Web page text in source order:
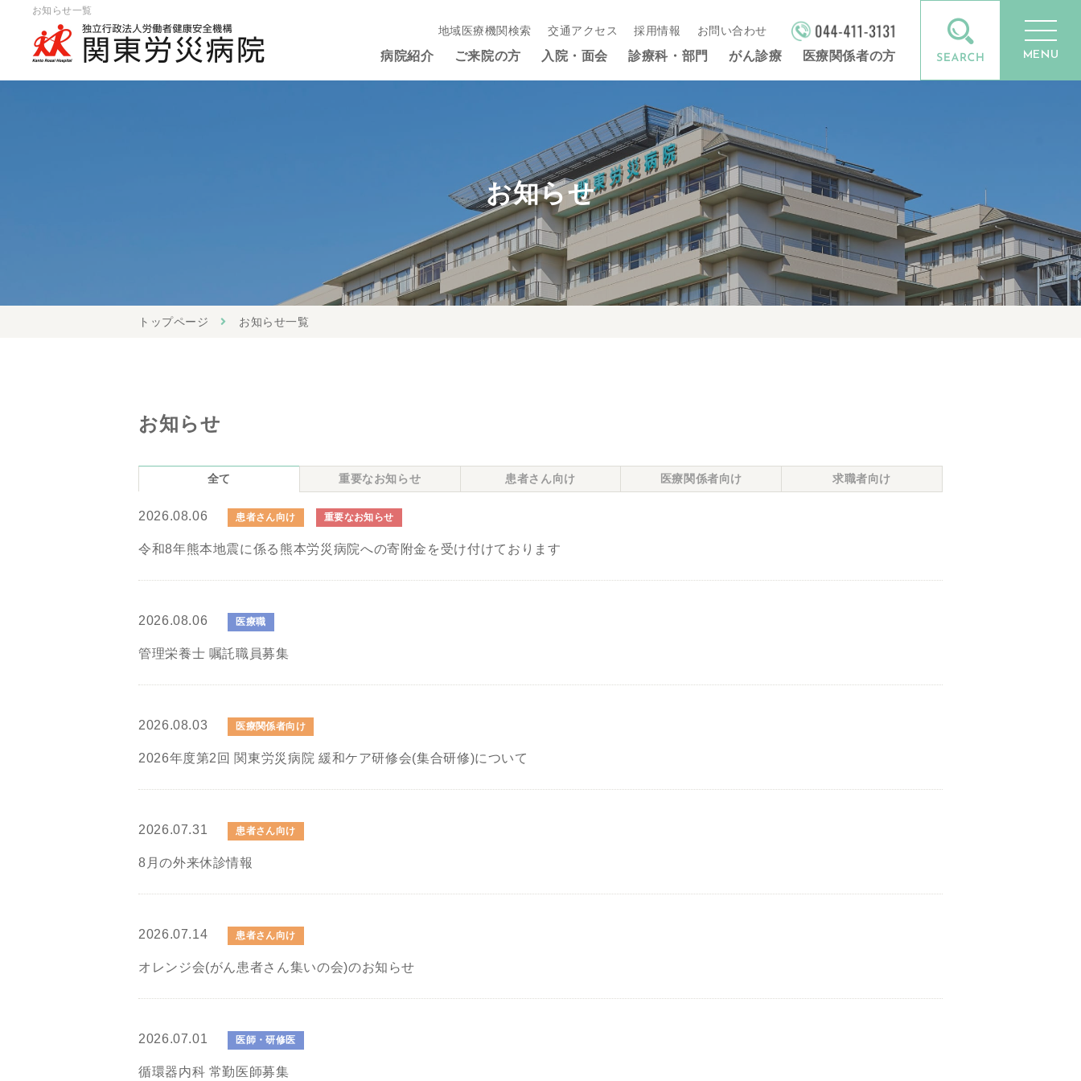
お知らせ一覧
地域医療機関検索 交通アクセス 採用情報 お問い合わせ
病院紹介 ご来院の方 入院・面会 診療科・部門 がん診療 医療関係者の方 MENU
お知らせ
トップページ お知らせ一覧
お知らせ
全て 重要なお知らせ 患者さん向け 医療関係者向け 求職者向け
2026.08.06 患者さん向け 重要なお知らせ
令和8年熊本地震に係る熊本労災病院への寄附金を受け付けております
2026.08.06 医療職
管理栄養士 嘱託職員募集
2026.08.03 医療関係者向け
2026年度第2回 関東労災病院 緩和ケア研修会(集合研修)について
2026.07.31 患者さん向け
8月の外来休診情報
2026.07.14 患者さん向け
オレンジ会(がん患者さん集いの会)のお知らせ
2026.07.01 医師・研修医
循環器内科 常勤医師募集